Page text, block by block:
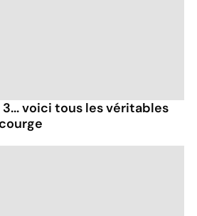
voici tous les véritables